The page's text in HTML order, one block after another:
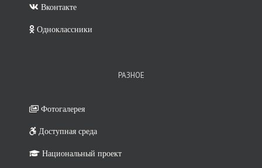
Вконтакте
Одноклассники
РАЗНОЕ
Фотогалерея
Доступная среда
Национальный проект